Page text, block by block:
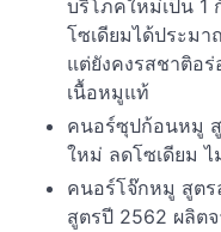
บริโภคใหม่เป็น 1
โซเดียมได้ประม
แต่ยังคงรสชาติอ
เนื้อหมูแท้
คนอร์ซุปก้อนหมู
ใหม่ ลดโซเดียม
คนอร์โจ๊กหมู สูตร
สูตรปี 2562 ผลิต